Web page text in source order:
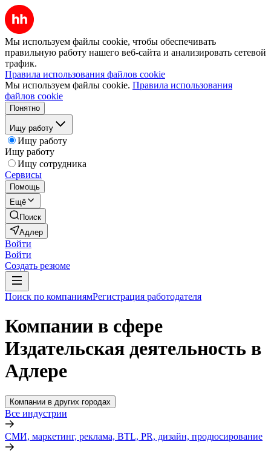
Мы используем файлы cookie, чтобы обеспечивать
правильную работу нашего веб-сайта и анализировать сетевой
трафик.
Правила использования файлов cookie
Мы используем файлы cookie. Правила использования
файлов cookie
Понятно
Ищу работу
Ищу работу
Ищу работу
Ищу сотрудника
Сервисы
Помощь
Ещё
Поиск
Адлер
Войти
Войти
Создать резюме
Поиск по компаниямРегистрация работодателя
Компании в сфере
Издательская деятельность в
Адлере
Компании в других городах
Все индустрии
СМИ, маркетинг, реклама, BTL, PR, дизайн, продюсирование